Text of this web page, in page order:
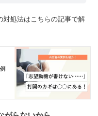
対処法はこちらの記事で解